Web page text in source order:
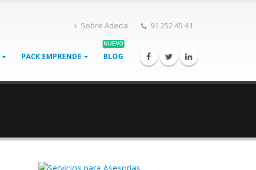
Sobre Adecla 91 252 45 41
PACK EMPRENDE BLOG
NUEVO